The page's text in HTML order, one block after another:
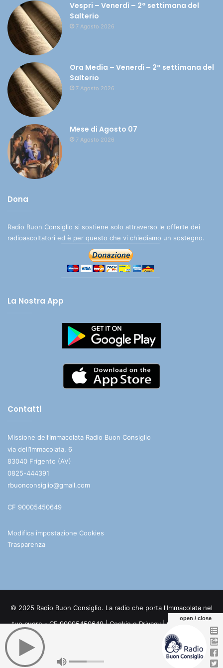
Vespri – Venerdì – 2° settimana del
Salterio
7 Agosto 2026
Ora Media – Venerdì – 2° settimana del
Salterio
7 Agosto 2026
Mese di Agosto 07
7 Agosto 2026
Dona
Radio Buon Consiglio si sostiene solo attraverso le offerte dei
radioascoltatori ed è per questo che vi chiediamo un sostegno.
La Nostra App
Contatti
Missione dell’Immacolata Radio Buon Consiglio
via dell’Immacolata, 6
83040 Frigento (AV)
0825-444391
rbuonconsiglio@gmail.com
CF 90005450649
Modifica impostazione Cookies
Trasparenza
© 2025 Radio Buon Consiglio. La radio che porta l'Immacolata nel
tuo cuore - CF 90005450649 |Cookie e Privacy| Credits:
TelegramWhatsApp
open / close